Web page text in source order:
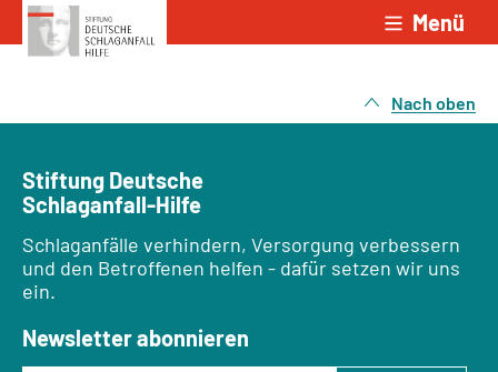
Zum Inhalt springen Menü
Nach oben
Stiftung Deutsche
Schlaganfall-Hilfe
Schlaganfälle verhindern, Versorgung verbessern
und den Betroffenen helfen - dafür setzen wir uns
ein.
Newsletter abonnieren